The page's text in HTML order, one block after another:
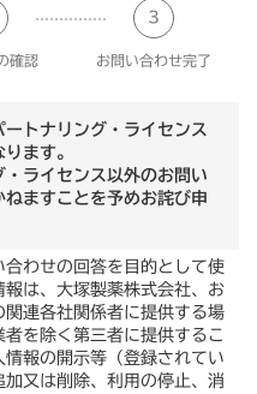
確認 お問い合わせ完了
トナリング・ライセンス
ます。
ライセンス以外のお問い
ますことを予めお詫び申
わせの回答を目的として使
は、大塚製薬株式会社、お
連各社関係者に提供する場
を除く第三者に提供するこ
報の開示等（登録されてい
又は削除、利用の停止、消